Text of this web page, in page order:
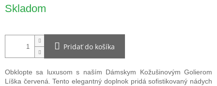
cena:
Skladom
Pridať do košíka
Obklopte sa luxusom s naším Dámskym Kožušinovým Golierom
Líška červená. Tento elegantný doplnok pridá sofistikovaný nádych